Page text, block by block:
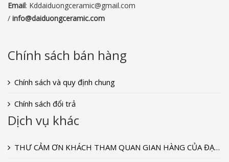
Email: Kddaiduongceramic@gmail.com
/ info@daiduongceramic.com
Chính sách bán hàng
Chính sách và quy định chung
Chính sách đổi trả
Dịch vụ khác
THƯ CẢM ƠN KHÁCH THAM QUAN GIAN HÀNG CỦA ĐẠI DƯƠNG CERAMIC TẠI TRIỂN LÃM VIETBUILD T9-2022